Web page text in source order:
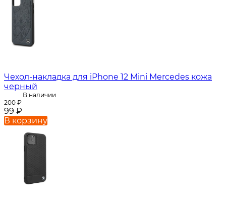
Чехол-накладка для iPhone 12 Mini Mercedes кожа
черный
В наличии
200 ₽
99 ₽
В корзину